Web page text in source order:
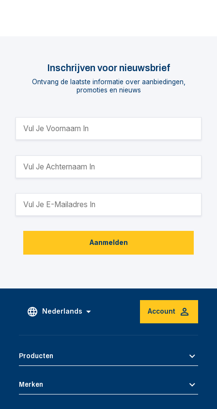
Inschrijven voor nieuwsbrief
Ontvang de laatste informatie over aanbiedingen,
promoties en nieuws
Aanmelden
Nederlands Account
Producten
Merken